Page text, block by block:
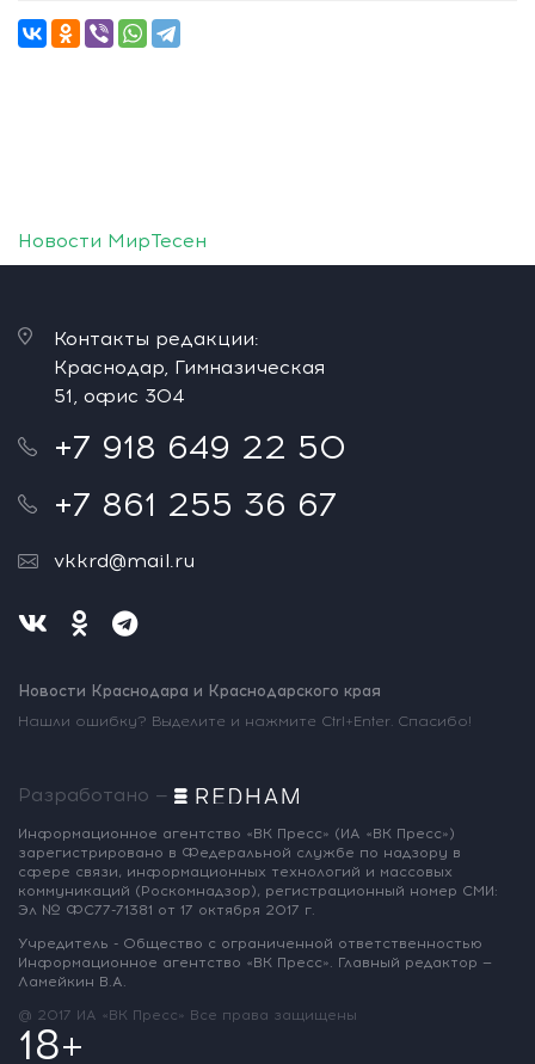
Новости МирТесен
Контакты редакции:
Краснодар, Гимназическая
51, офис 304
+7 918 649 22 50
+7 861 255 36 67
vkkrd@mail.ru
Новости Краснодара и Краснодарского края
Нашли ошибку? Выделите и нажмите Ctrl+Enter. Спасибо!
Разработано —
Информационное агентство «ВК Пресс» (ИА «ВК Пресс»)
зарегистрировано в Федеральной службе по надзору в
сфере связи, информационных технологий и массовых
коммуникаций (Роскомнадзор), регистрационный номер СМИ:
Эл № ФС77-71381 от 17 октября 2017 г.
Учредитель - Общество с ограниченной ответственностью
Информационное агентство «ВК Пресс». Главный редактор —
Ламейкин В.А.
@ 2017 ИА «ВК Пресс» Все права защищены
18+